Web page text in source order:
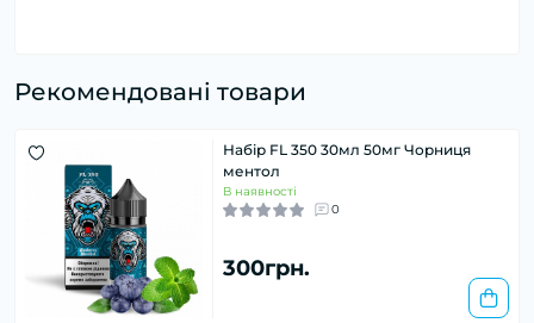
Рекомендовані товари
Набір FL 350 30мл 50мг Чорниця
ментол
В наявності
0
300грн.